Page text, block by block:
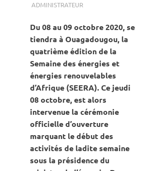
ADMINISTRATEURACTUALITÉ
Du 08 au 09 octobre 2020, se
tiendra à Ouagadougou, la
quatrième édition de la
Semaine des énergies et
énergies renouvelables
d’Afrique (SEERA). Ce jeudi
08 octobre, est alors
intervenue la cérémonie
officielle d’ouverture
marquant le début des
activités de ladite semaine
sous la présidence du